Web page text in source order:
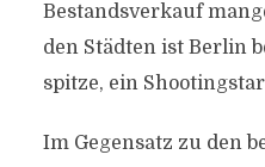
Bestandsverkauf
den Städten ist Berlin
spitze, ein
Im Gegensatz zu den